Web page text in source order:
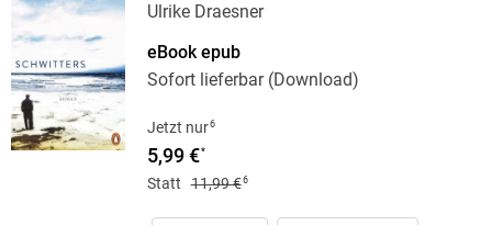
Ulrike Draesner
eBook epub
Sofort lieferbar (Download)
Jetzt nur6
5,99 €*
Statt 11,99 €6